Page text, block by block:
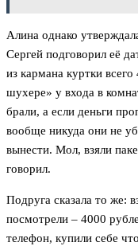
Алина однако
Сергей подговорил её
из кармана куртки
шухере» у входа в
брали, а если деньги
вообще никуда они не
вынести. Мол, взяли
говорил.
Подруга сказала то же:
посмотрели – 4000
телефон, купили себе